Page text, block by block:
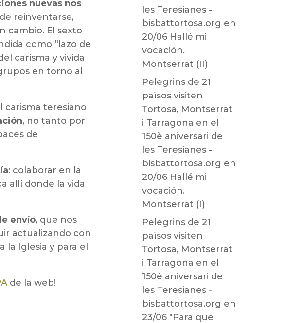
nuevas nos
reinventarse,
cambio. El sexto
como “lazo de
carisma y vivida
en torno al
carisma teresiano
, no tanto por
de
: colaborar en la
allí donde la vida
envío, que nos
actualizando con
Iglesia y para el
de la web!
les Teresianes -
bisbattortosa.org en
20/06 Hallé mi
vocación.
Montserrat (II)
Pelegrins de 21
països visiten
Tortosa, Montserrat
i Tarragona en el
150è aniversari de
les Teresianes -
bisbattortosa.org en
20/06 Hallé mi
vocación.
Montserrat (I)
Pelegrins de 21
països visiten
Tortosa, Montserrat
i Tarragona en el
150è aniversari de
les Teresianes -
bisbattortosa.org en
23/06 "Para que